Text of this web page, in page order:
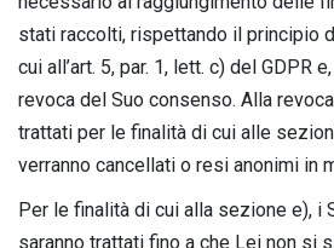
stati raccolti, rispettando il principio
cui all’art. 5, par. 1, lett. c) del GDPR
revoca del Suo consenso. Alla
trattati per le finalità di cui alle
verranno cancellati o resi anonimi in
Per le finalità di cui alla sezione e), i
saranno trattati fino a che Lei non si